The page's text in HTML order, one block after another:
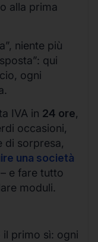
alla prima
niente più
qui
ogni
IVA in 24 ore,
occasioni,
di sorpresa,
una società
e fare tutto
moduli.
il primo sì: ogni